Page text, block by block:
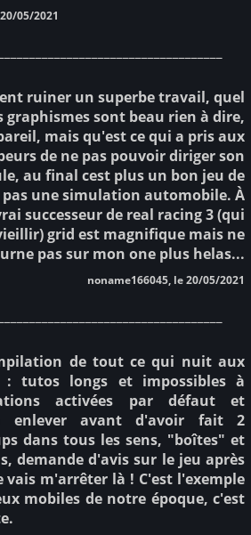
05/2021
ruiner un superbe travail, quel
graphismes sont beau rien à dire,
mais qu'est ce qui a pris aux
de ne pas pouvoir diriger son
au final cest plus un bon jeu de
pas une simulation automobile. À
successeur de real racing 3 (qui
grid est magnifique mais ne
pas sur mon one plus helas...
noname166045, le 20/05/2021
de tout ce qui nuit aux
: tutos longs et impossibles à
activées par défaut et
enlever avant d'avoir fait 2
dans tous les sens, "boîtes" et
demande d'avis sur le jeu après
vais m'arrêter là ! C'est l'exemple
mobiles de notre époque, c'est